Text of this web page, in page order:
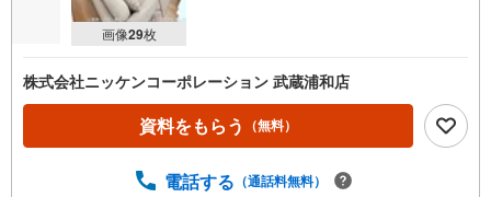
画像29枚
株式会社ニッケンコーポレーション 武蔵浦和店
資料をもらう （無料）
電話する （通話料無料）